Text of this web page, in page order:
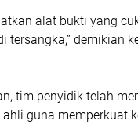
alat bukti yang
tersangka,” demikian
tim penyidik telah
guna memperkuat